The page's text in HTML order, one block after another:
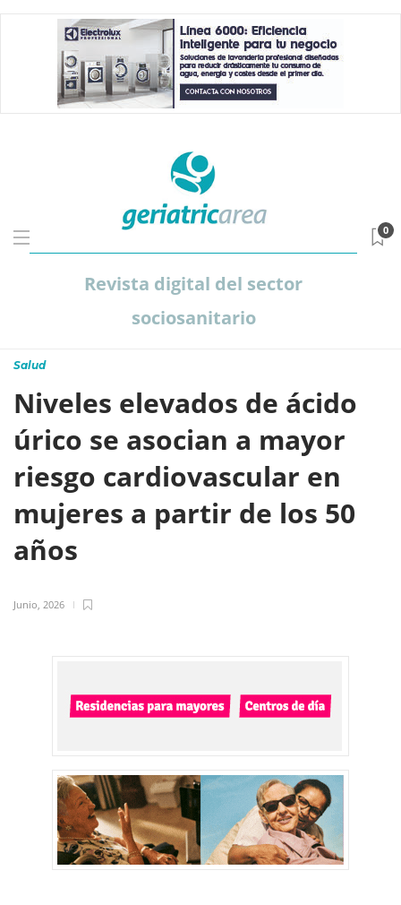
Revista digital del sector
sociosanitario
0
Salud
Niveles elevados de ácido
úrico se asocian a mayor
riesgo cardiovascular en
mujeres a partir de los 50
años
Junio, 2026